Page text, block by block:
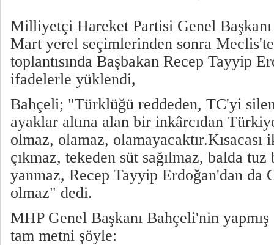
Milliyetçi Hareket Partisi Genel
Mart yerel seçimlerinden sonra
toplantısında Başbakan Recep Tayyip
ifadelerle yüklendi,
Bahçeli; "Türklüğü reddeden, TC'yi
ayaklar altına alan bir inkârcıdan
olmaz, olamaz, olamayacaktır.Kısacası
çıkmaz, tekeden süt sağılmaz, balda
yanmaz, Recep Tayyip Erdoğan'dan da
olmaz" dedi.
MHP Genel Başkanı Bahçeli'nin
tam metni şöyle: